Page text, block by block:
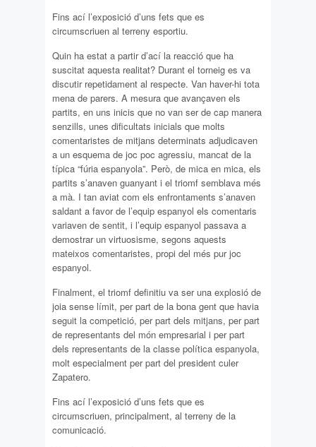
Fins ací l’exposició d’uns fets que es
circumscriuen al terreny esportiu.
Quin ha estat a partir d’ací la reacció que ha
suscitat aquesta realitat? Durant el torneig es va
discutir repetidament al respecte. Van haver-hi tota
mena de parers. A mesura que avançaven els
partits, en uns inicis que no van ser de cap manera
senzills, unes dificultats inicials que molts
comentaristes de mitjans determinats adjudicaven
a un esquema de joc poc agressiu, mancat de la
típica “fúria espanyola”. Però, de mica en mica, els
partits s’anaven guanyant i el triomf semblava més
a mà. I tan aviat com els enfrontaments s’anaven
saldant a favor de l’equip espanyol els comentaris
variaven de sentit, i l’equip espanyol passava a
demostrar un virtuosisme, segons aquests
mateixos comentaristes, propi del més pur joc
espanyol.
Finalment, el triomf definitiu va ser una explosió de
joia sense límit, per part de la bona gent que havia
seguit la competició, per part dels mitjans, per part
de representants del món empresarial i per part
dels representants de la classe política espanyola,
molt especialment per part del president culer
Zapatero.
Fins ací l’exposició d’uns fets que es
circumscriuen, principalment, al terreny de la
comunicació.